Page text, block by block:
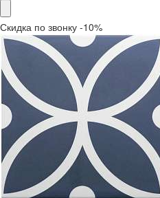
Скидка по звонку -10%